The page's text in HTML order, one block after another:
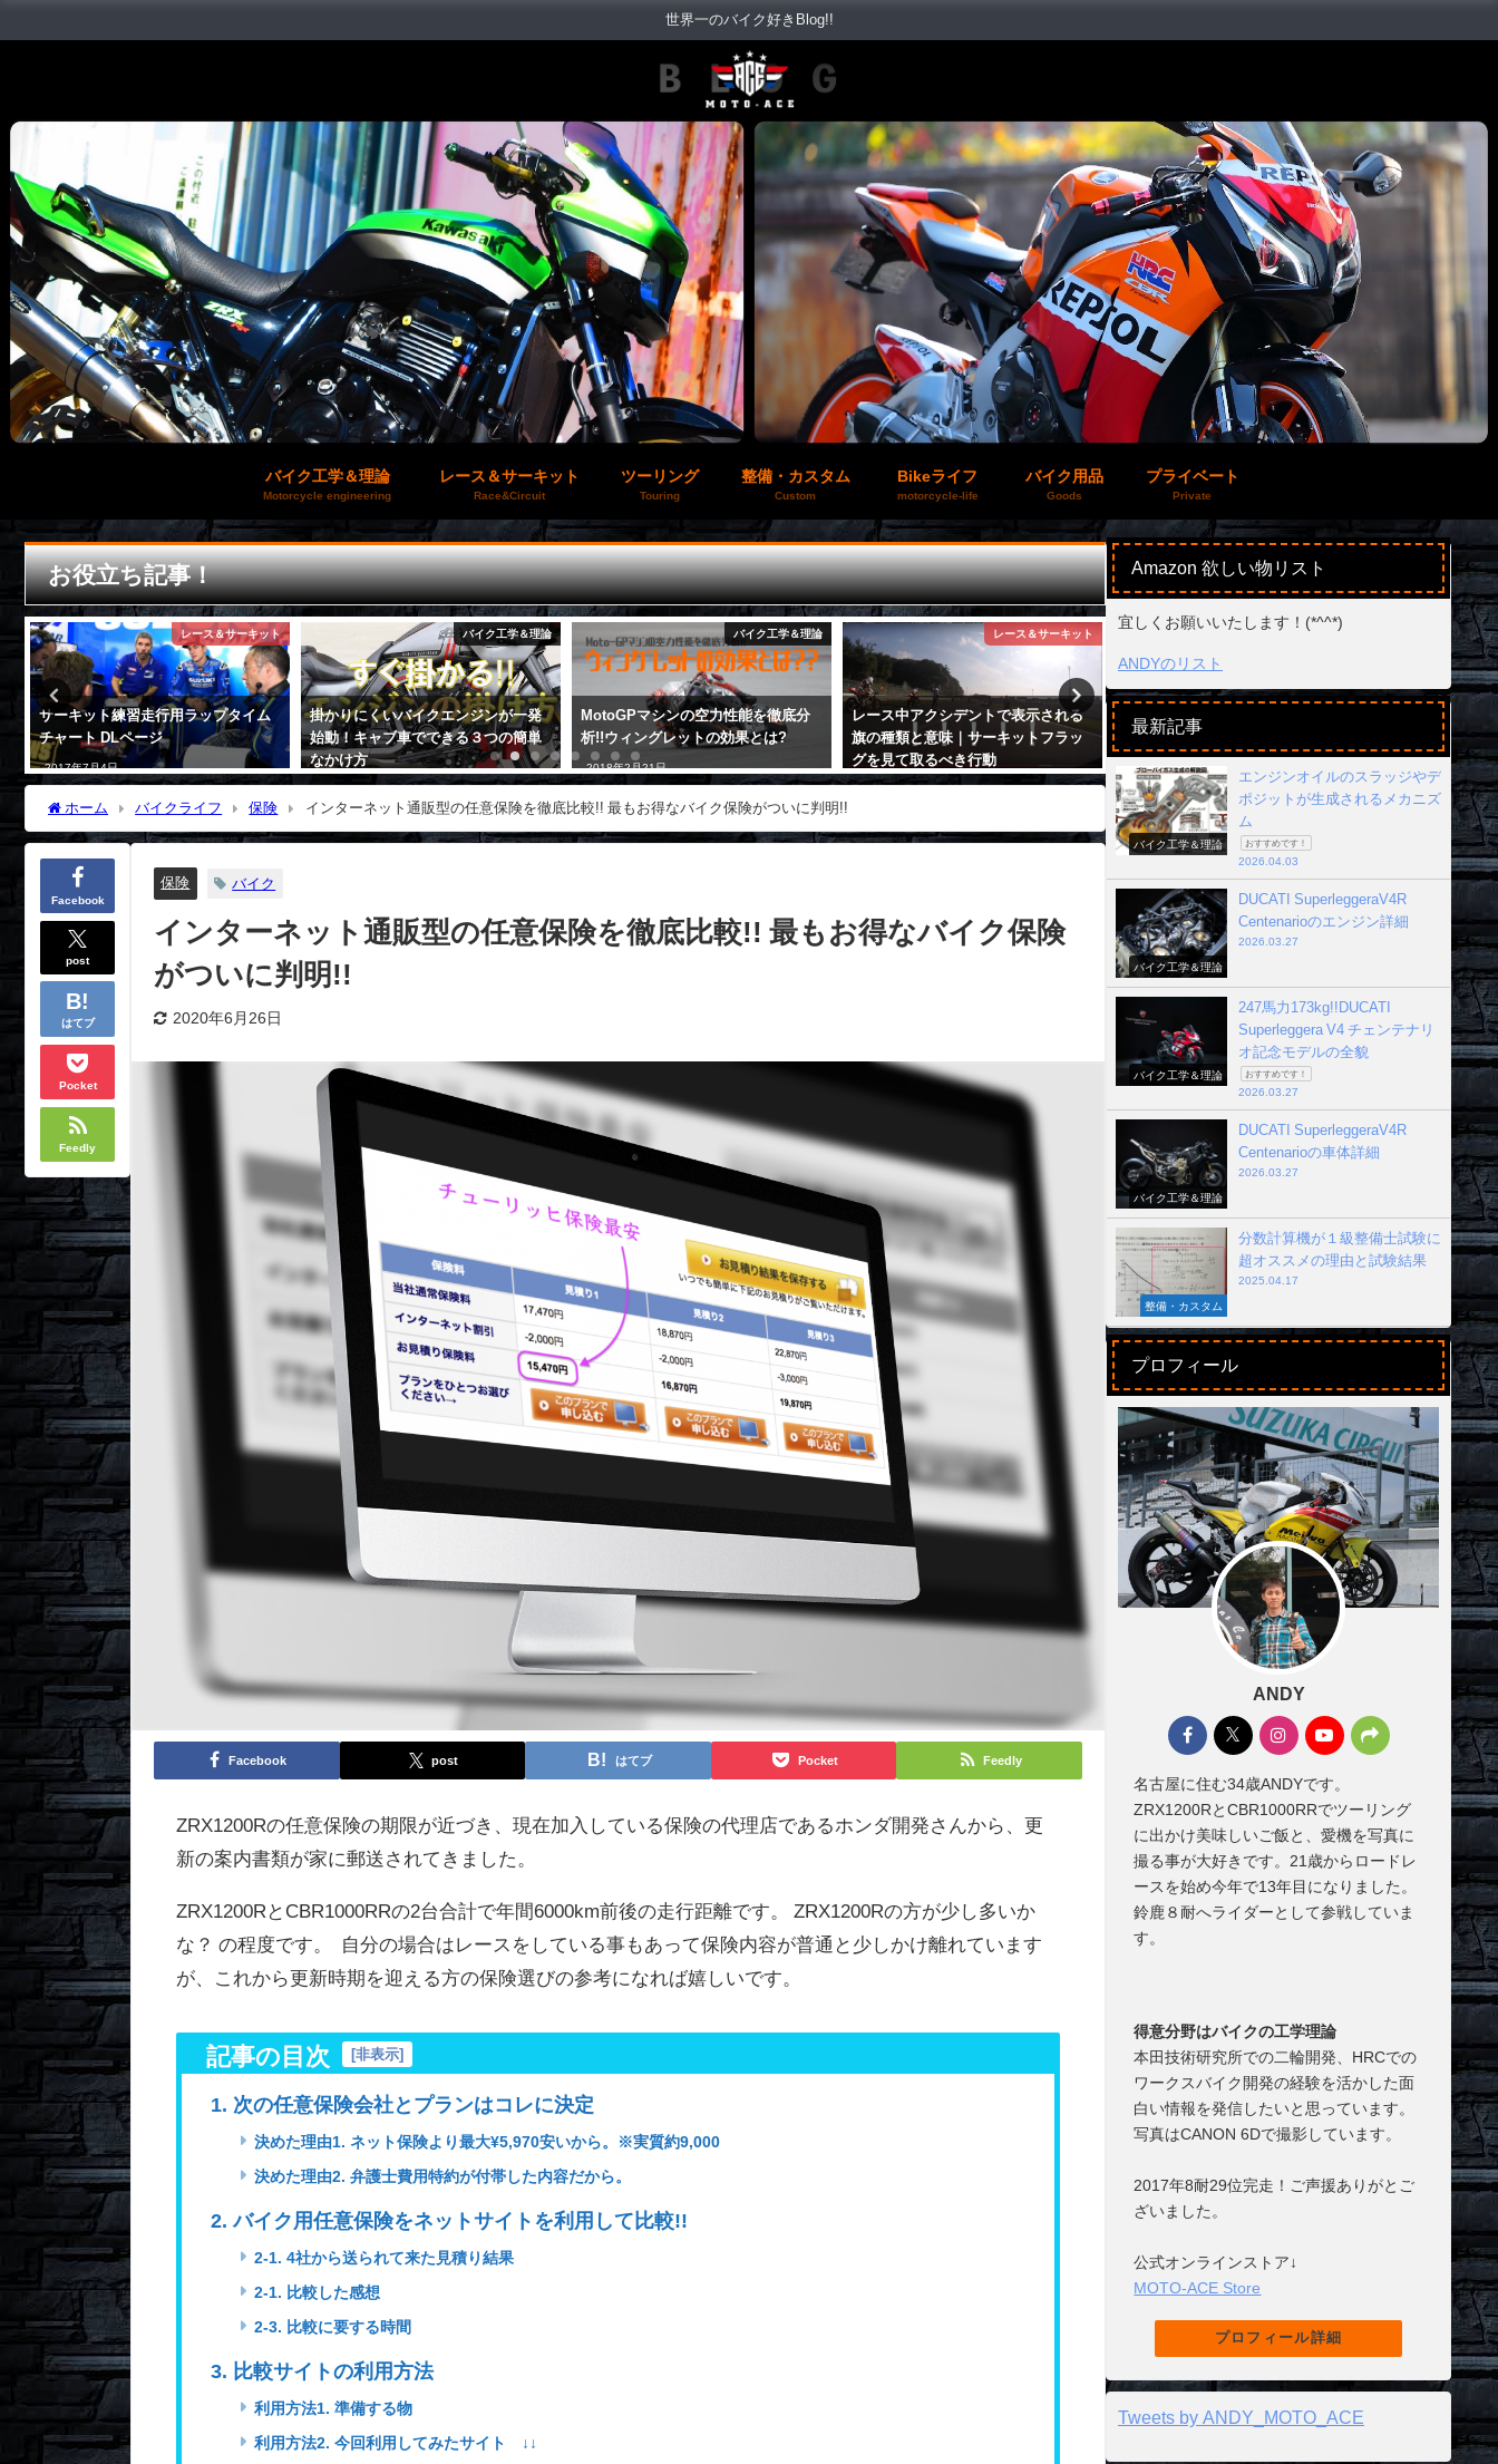
世界一のバイク好きBlog!!
バイク工学＆理論
Motorcycle engineering
レース＆サーキット
Race&Circuit
ツーリング
Touring
整備・カスタム
Custom
Bikeライフ
motorcycle-life
バイク用品
Goods
プライベート
Private
お役立ち記事！
レース＆サーキット
サーキット練習走行用ラップタイム
チャート DLページ
2017年7月4日
バイク工学＆理論
掛かりにくいバイクエンジンが一発
始動！キャブ車でできる３つの簡単
なかけ方
バイク工学＆理論
MotoGPマシンの空力性能を徹底分
析!!ウィングレットの効果とは?
2018年2月21日
レース＆サーキット
レース中アクシデントで表示される
旗の種類と意味｜サーキットフラッ
グを見て取るべき行動
バイク工学＆理論
247馬力173kg!!DUCATI
Superleggera V4 チェンテナリオ記
念モデルの全貌
2026年3月27日
オートバイで
の剛性と強度
2017年10月22日
ホーム バイクライフ 保険 インターネット通販型の任意保険を徹底比較!! 最もお得なバイク保険がついに判明!!
Facebook
post
はてブ
Pocket
Feedly
保険 バイク
インターネット通販型の任意保険を徹底比較!! 最もお得なバイク保険
がついに判明!!
2020年6月26日
Facebook post はてブ Pocket Feedly
ZRX1200Rの任意保険の期限が近づき、現在加入している保険の代理店であるホンダ開発さんから、更
新の案内書類が家に郵送されてきました。
ZRX1200RとCBR1000RRの2台合計で年間6000km前後の走行距離です。 ZRX1200Rの方が少し多いか
な？ の程度です。 自分の場合はレースをしている事もあって保険内容が普通と少しかけ離れています
が、これから更新時期を迎える方の保険選びの参考になれば嬉しいです。
記事の目次 [非表示]
1. 次の任意保険会社とプランはコレに決定
決めた理由1. ネット保険より最大¥5,970安いから。※実質約9,000
決めた理由2. 弁護士費用特約が付帯した内容だから。
2. バイク用任意保険をネットサイトを利用して比較!!
2-1. 4社から送られて来た見積り結果
2-1. 比較した感想
2-3. 比較に要する時間
3. 比較サイトの利用方法
利用方法1. 準備する物
利用方法2. 今回利用してみたサイト ↓↓
Amazon 欲しい物リスト
宜しくお願いいたします！(*^^*)
ANDYのリスト
最新記事
バイク工学＆理論
エンジンオイルのスラッジやデ
ポジットが生成されるメカニズ
ム
おすすめです！
2026.04.03
バイク工学＆理論
DUCATI SuperleggeraV4R
Centenarioのエンジン詳細
2026.03.27
バイク工学＆理論
247馬力173kg!!DUCATI
Superleggera V4 チェンテナリ
オ記念モデルの全貌
おすすめです！
2026.03.27
バイク工学＆理論
DUCATI SuperleggeraV4R
Centenarioの車体詳細
2026.03.27
整備・カスタム
分数計算機が１級整備士試験に
超オススメの理由と試験結果
2025.04.17
プロフィール
ANDY
名古屋に住む34歳ANDYです。
ZRX1200RとCBR1000RRでツーリング
に出かけ美味しいご飯と、愛機を写真に
撮る事が大好きです。21歳からロードレ
ースを始め今年で13年目になりました。
鈴鹿８耐へライダーとして参戦していま
す。
得意分野はバイクの工学理論
本田技術研究所での二輪開発、HRCでの
ワークスバイク開発の経験を活かした面
白い情報を発信したいと思っています。
写真はCANON 6Dで撮影しています。
2017年8耐29位完走！ご声援ありがとご
ざいました。
公式オンラインストア↓
MOTO-ACE Store
プロフィール詳細
Tweets by ANDY_MOTO_ACE